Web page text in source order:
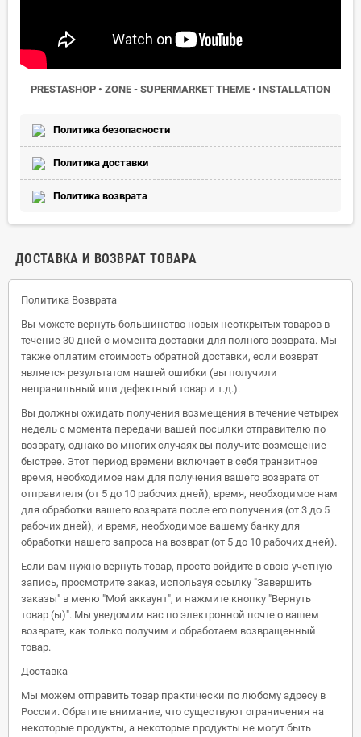
PRESTASHOP • ZONE - SUPERMARKET THEME • INSTALLATION
Политика безопасности
Политика доставки
Политика возврата
ДОСТАВКА И ВОЗВРАТ ТОВАРА
Политика Возврата
Вы можете вернуть большинство новых неоткрытых товаров в
течение 30 дней с момента доставки для полного возврата. Мы
также оплатим стоимость обратной доставки, если возврат
является результатом нашей ошибки (вы получили
неправильный или дефектный товар и т.д.).
Вы должны ожидать получения возмещения в течение четырех
недель с момента передачи вашей посылки отправителю по
возврату, однако во многих случаях вы получите возмещение
быстрее. Этот период времени включает в себя транзитное
время, необходимое нам для получения вашего возврата от
отправителя (от 5 до 10 рабочих дней), время, необходимое нам
для обработки вашего возврата после его получения (от 3 до 5
рабочих дней), и время, необходимое вашему банку для
обработки нашего запроса на возврат (от 5 до 10 рабочих дней).
Если вам нужно вернуть товар, просто войдите в свою учетную
запись, просмотрите заказ, используя ссылку "Завершить
заказы" в меню "Мой аккаунт", и нажмите кнопку "Вернуть
товар (ы)". Мы уведомим вас по электронной почте о вашем
возврате, как только получим и обработаем возвращенный
товар.
Доставка
Мы можем отправить товар практически по любому адресу в
России. Обратите внимание, что существуют ограничения на
некоторые продукты, а некоторые продукты не могут быть